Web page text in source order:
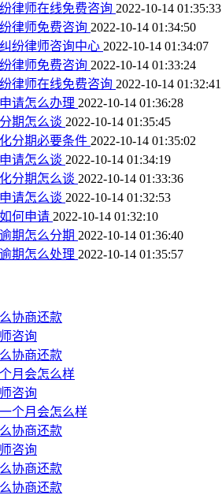
律师在线免费咨询 2022-10-14 01:35:33
律师免费咨询 2022-10-14 01:34:50
纷律师咨询中心 2022-10-14 01:34:07
律师免费咨询 2022-10-14 01:33:24
律师在线免费咨询 2022-10-14 01:32:41
请怎么办理 2022-10-14 01:36:28
期怎么谈 2022-10-14 01:35:45
分期必要条件 2022-10-14 01:35:02
请怎么谈 2022-10-14 01:34:19
分期怎么谈 2022-10-14 01:33:36
请怎么谈 2022-10-14 01:32:53
何申请 2022-10-14 01:32:10
期怎么分期 2022-10-14 01:36:40
期怎么处理 2022-10-14 01:35:57
协商还款
咨询
协商还款
月会怎么样
咨询
个月会怎么样
协商还款
咨询
协商还款
协商还款